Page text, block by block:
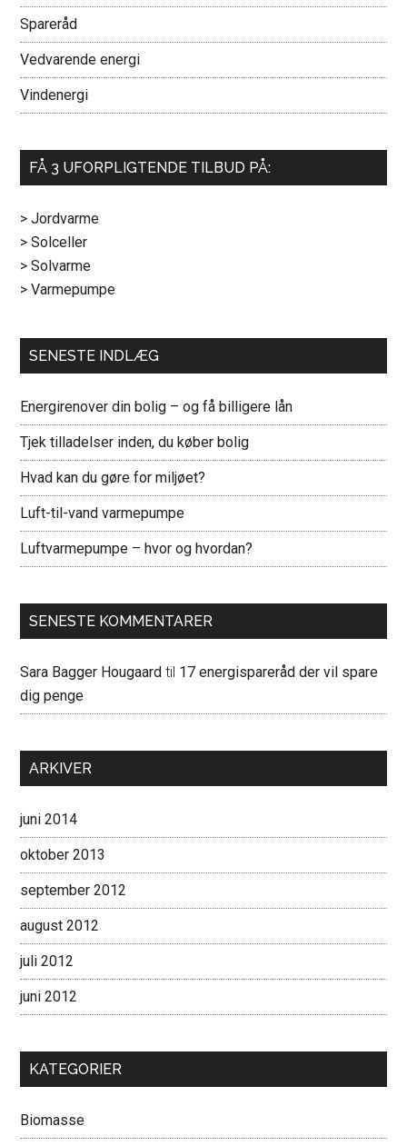
Spareråd
Vedvarende energi
Vindenergi
FÅ 3 UFORPLIGTENDE TILBUD PÅ:
> Jordvarme
> Solceller
> Solvarme
> Varmepumpe
SENESTE INDLÆG
Energirenover din bolig – og få billigere lån
Tjek tilladelser inden, du køber bolig
Hvad kan du gøre for miljøet?
Luft-til-vand varmepumpe
Luftvarmepumpe – hvor og hvordan?
SENESTE KOMMENTARER
Sara Bagger Hougaard til 17 energispareråd der vil spare
dig penge
ARKIVER
juni 2014
oktober 2013
september 2012
august 2012
juli 2012
juni 2012
KATEGORIER
Biomasse